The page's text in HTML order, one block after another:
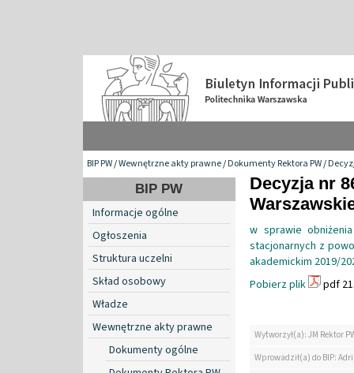
BIP PW/Wewnętrzne akty prawne/Dokumenty Rektora PW/
BIP PW
Informacje ogólne
Ogłoszenia
Struktura uczelni
Skład osobowy
Władze
Wewnętrzne akty prawne
Dokumenty ogólne
Decyzja nr
w sprawie
stacjonarnych z
akademickim 2019/
Pobierz plik
pdf
Wytworzył(a): JM Rektor
Wprowadził(a) do BIP: